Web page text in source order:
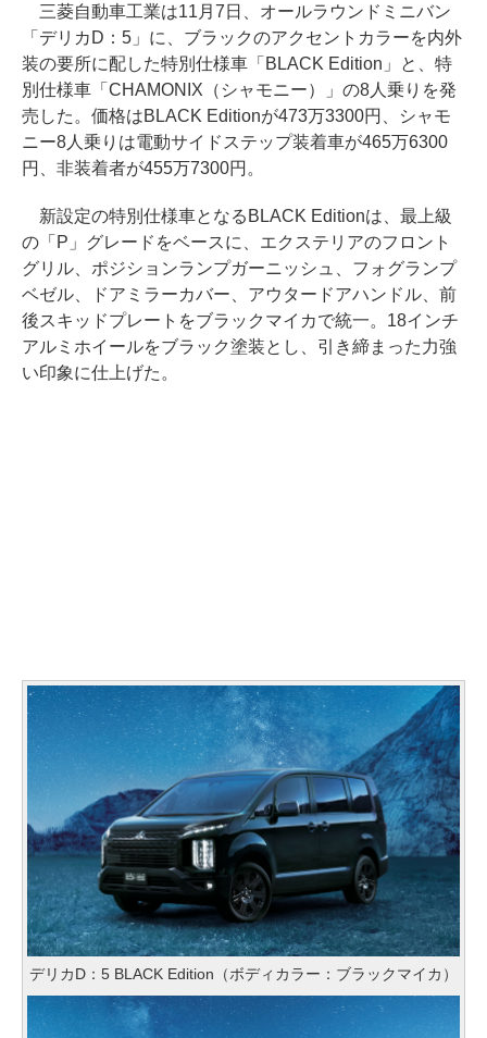
三菱自動車工業は11月7日、オールラウンドミニバン
「デリカD：5」に、ブラックのアクセントカラーを内外
装の要所に配した特別仕様車「BLACK Edition」と、特
別仕様車「CHAMONIX（シャモニー）」の8人乗りを発
売した。価格はBLACK Editionが473万3300円、シャモ
ニー8人乗りは電動サイドステップ装着車が465万6300
円、非装着者が455万7300円。
新設定の特別仕様車となるBLACK Editionは、最上級
の「P」グレードをベースに、エクステリアのフロント
グリル、ポジションランプガーニッシュ、フォグランプ
ベゼル、ドアミラーカバー、アウタードアハンドル、前
後スキッドプレートをブラックマイカで統一。18インチ
アルミホイールをブラック塗装とし、引き締まった力強
い印象に仕上げた。
デリカD：5 BLACK Edition（ボディカラー：ブラックマイカ）